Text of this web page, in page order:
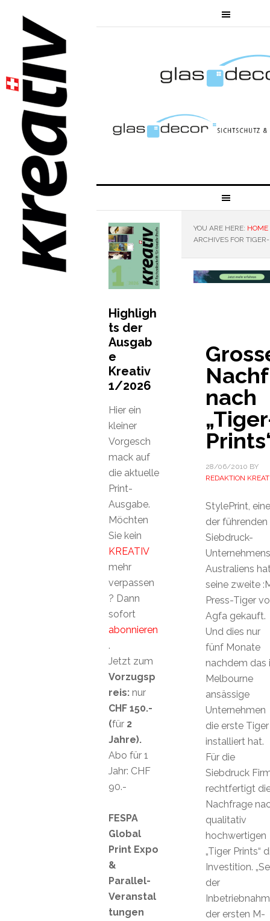
YOU ARE HERE: HOME
ARCHIVES FOR
nach
28/06/2010 BY
REDAKTION
StylePrint,
der führenden
Siebdruck-
Unternehmens
Australiens
seine zweite
Press-Tiger
Agfa gekauft.
Und dies nur
fünf Monate
nachdem das
Melbourne
ansässige
Unternehmen
die erste Tiger
installiert hat.
Für die
Siebdruck
rechtfertigt
Nachfrage
qualitativ
hochwertigen
„Tiger Prints“
Investition.
der
der ersten M-
Highligh
ts der
Ausgab
e
Kreativ
1/2026
Hier ein
kleiner
Vorgesch
mack auf
die aktuelle
Print-
Ausgabe.
Möchten
Sie kein
KREATIV
mehr
verpassen
? Dann
sofort
abonnieren
.
Jetzt zum
Vorzugsp
reis: nur
CHF 150.-
(für 2
Jahre).
Abo für 1
Jahr: CHF
90.-
FESPA
Global
Print Expo
&
Parallel-
Veranstal
tungen